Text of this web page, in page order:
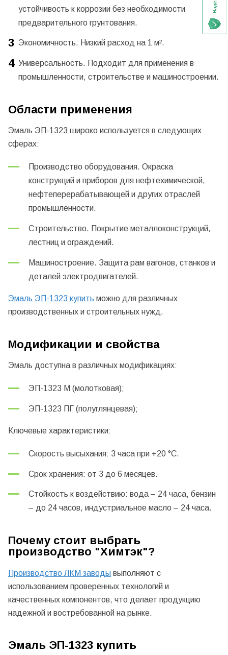
устойчивость к коррозии без необходимости
предварительного грунтования.
Экономичность. Низкий расход на 1 м².
Универсальность. Подходит для применения в
промышленности, строительстве и машиностроении.
Области применения
Эмаль ЭП-1323 широко используется в следующих
сферах:
Производство оборудования. Окраска
конструкций и приборов для нефтехимической,
нефтеперерабатывающей и других отраслей
промышленности.
Строительство. Покрытие металлоконструкций,
лестниц и ограждений.
Машиностроение. Защита рам вагонов, станков и
деталей электродвигателей.
Эмаль ЭП-1323 купить можно для различных
производственных и строительных нужд.
Модификации и свойства
Эмаль доступна в различных модификациях:
ЭП-1323 М (молотковая);
ЭП-1323 ПГ (полуглянцевая);
Ключевые характеристики:
Скорость высыхания: 3 часа при +20 °C.
Срок хранения: от 3 до 6 месяцев.
Стойкость к воздействию: вода – 24 часа, бензин
– до 24 часов, индустриальное масло – 24 часа.
Почему стоит выбрать
производство "Химтэк"?
Производство ЛКМ заводы выполняют с
использованием проверенных технологий и
качественных компонентов, что делает продукцию
надежной и востребованной на рынке.
Эмаль ЭП-1323 купить